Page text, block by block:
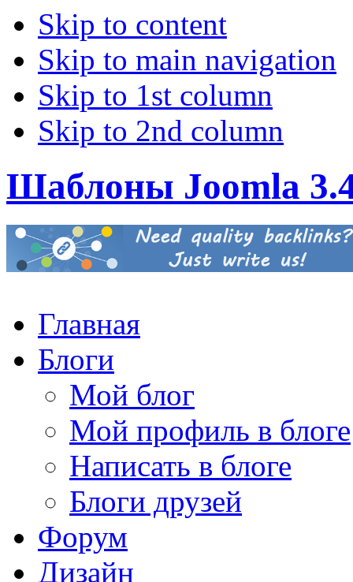
Skip to content
Skip to main navigation
Skip to 1st column
Skip to 2nd column
Шаблоны Joomla
Главная
Блоги
Мой блог
Мой профиль в блоге
Написать в блоге
Блоги друзей
Форум
Дизайн